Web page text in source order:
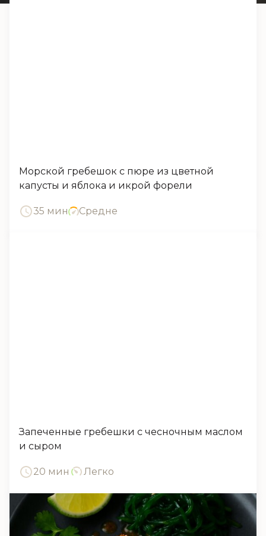
Морской гребешок с пюре из цветной
капусты и яблока и икрой форели
35 мин Средне
Запеченные гребешки с чесночным маслом
и сыром
20 мин Легко